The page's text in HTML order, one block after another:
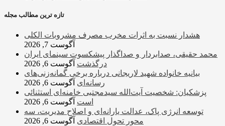
تازه ترین مطالب مجله
هشدار نسبت به اثرات مخرب مصرف مشروبات الکلی
آگوست 7, 2026
محمد حقیقی، صدابردار و صداگذار پیشکسوت سینمای ایران
درگذشت آگوست 6, 2026
بیانیه خانواده شهید لاریجانی درباره برخی گمانه‌زنی‌های
رسانه‌ای آگوست 6, 2026
پزشکیان: شخصیت آیت‌الله سیدمجتبی خامنه‌ای استثنائی
است آگوست 6, 2026
توسعه انرژی پاک، عدالت یارانه‌ای و اصلاح مدیریت، سه
محور تحول اقتصادی آگوست 6, 2026